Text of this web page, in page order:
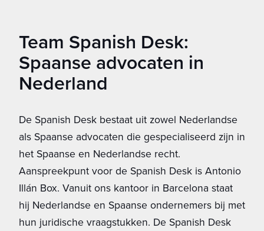
Team Spanish Desk:
Spaanse advocaten in
Nederland
De Spanish Desk bestaat uit zowel Nederlandse
als Spaanse advocaten die gespecialiseerd zijn in
het Spaanse en Nederlandse recht.
Aanspreekpunt voor de Spanish Desk is Antonio
Illán Box. Vanuit ons kantoor in Barcelona staat
hij Nederlandse en Spaanse ondernemers bij met
hun juridische vraagstukken. De Spanish Desk